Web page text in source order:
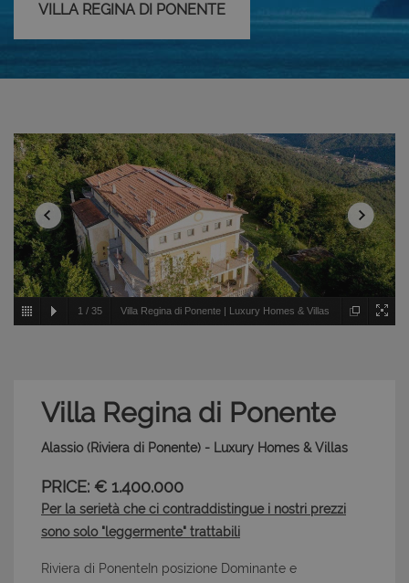
VILLA REGINA DI PONENTE
1 / 35 Villa Regina di Ponente | Luxury Homes & Villas
Villa Regina di Ponente
Alassio (Riviera di Ponente) - Luxury Homes & Villas
PRICE: € 1.400.000
Per la serietà che ci contraddistingue i nostri prezzi
sono solo "leggermente" trattabili
Riviera di PonenteIn posizione Dominante e